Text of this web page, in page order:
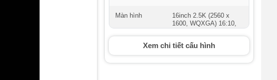
Màn hình
16inch 2.5K (2560 x
1600, WQXGA) 16:10,
100% DCI-P3, Anti-glare
display, G-Sync,
Pantone Validated, ROG
Xem chi tiết cấu hình